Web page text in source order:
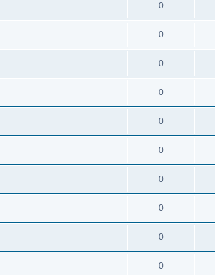
0
0
0
0
0
0
0
0
0
0